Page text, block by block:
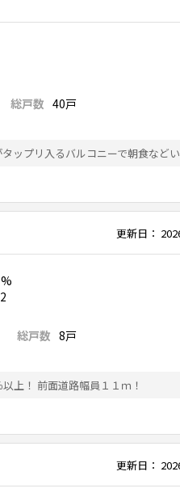
総戸数 40戸
更新日：
%
総戸数 8戸
上！ 前面道路幅員１１ｍ！
更新日：